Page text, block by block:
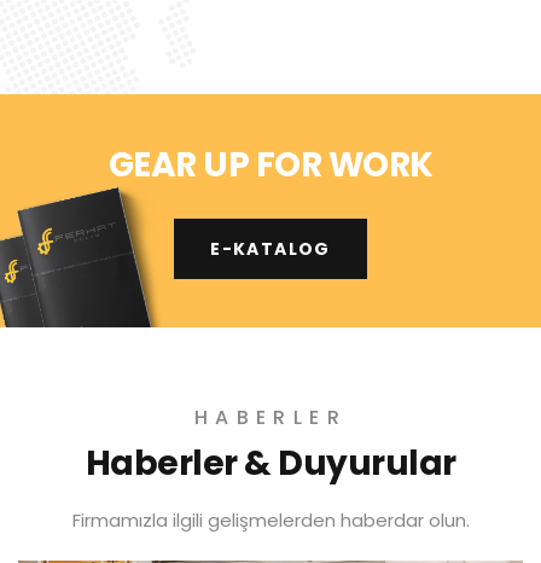
GEAR UP FOR WORK
E-KATALOG
HABERLER
Haberler & Duyurular
Firmamızla ilgili gelişmelerden haberdar olun.